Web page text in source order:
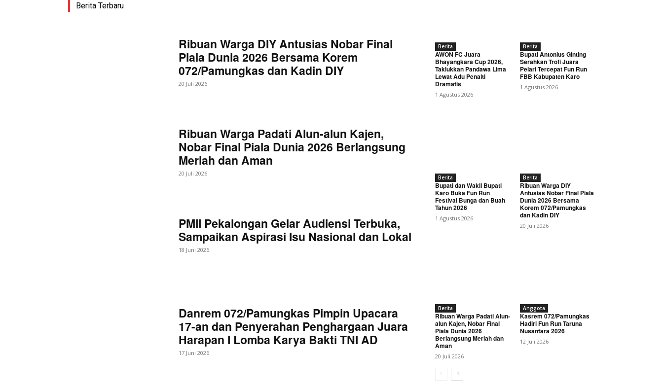
Berita Terbaru
Ribuan Warga DIY Antusias Nobar Final
Piala Dunia 2026 Bersama Korem
072/Pamungkas dan Kadin DIY
20 Juli 2026
Ribuan Warga Padati Alun-alun Kajen,
Nobar Final Piala Dunia 2026 Berlangsung
Meriah dan Aman
20 Juli 2026
PMII Pekalongan Gelar Audiensi Terbuka,
Sampaikan Aspirasi Isu Nasional dan Lokal
18 Juni 2026
Danrem 072/Pamungkas Pimpin Upacara
17-an dan Penyerahan Penghargaan Juara
Harapan I Lomba Karya Bakti TNI AD
17 Juni 2026
Berita
AWON FC Juara
Bhayangkara Cup 2026,
Taklukkan Pandawa Lima
Lewat Adu Penalti
Dramatis
1 Agustus 2026
Berita
Bupati Antonius Ginting
Serahkan Trofi Juara
Pelari Tercepat Fun Run
FBB Kabupaten Karo
1 Agustus 2026
Berita
Bupati dan Wakil Bupati
Karo Buka Fun Run
Festival Bunga dan Buah
Tahun 2026
1 Agustus 2026
Berita
Ribuan Warga DIY
Antusias Nobar Final Piala
Dunia 2026 Bersama
Korem 072/Pamungkas
dan Kadin DIY
20 Juli 2026
Berita
Ribuan Warga Padati Alun-
alun Kajen, Nobar Final
Piala Dunia 2026
Berlangsung Meriah dan
Aman
20 Juli 2026
Anggota
Kasrem 072/Pamungkas
Hadiri Fun Run Taruna
Nusantara 2026
12 Juli 2026